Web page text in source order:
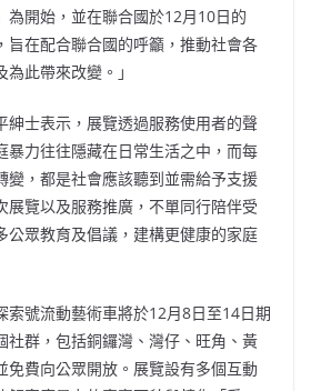
為開始，並在聯合國於12月10日的
旨在配合聯合國的呼籲，推動社會各
此帶來改變。」
紳士表示，展覽透過服務使用者的聲
暴力往往隱藏在日常生活之中，而每
變，都是社會應該聽到並需給予支援
展覽以及服務推廣，不單同行陪伴受
公眾教育及倡議，建構更健康的家庭
索號流動藝術車將於12月8日至14日期
社群，包括銅鑼灣、灣仔、旺角、黃
免費向公眾開放。展覽設有多個互動